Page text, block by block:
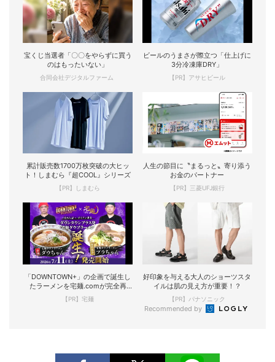
宝くじ当選者「〇〇をやらずに買う
のはもったいない」
合同会社デジタルファーム
ビールのうまさが際立つ「仕上げに
3分冷凍庫DRY」
【PR】アサヒビール
累計販売数1700万枚突破の大ヒッ
ト！しまむら『超COOL』シリーズ
【PR】しまむら
人生の節目に〝まるっと〟寄り添う
お金のパートナー
【PR】三菱UFJ銀行
「DOWNTOWN+」の企画で誕生し
たラーメンを宅麺.comが完全再
現！
【PR】宅麺
好印象を与える大人のショーツスタ
イルは肌の見え方が重要！？
【PR】パナソニック
Recommended by